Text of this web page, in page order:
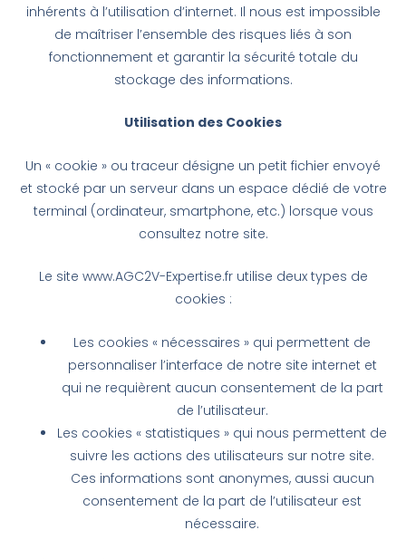
inhérents à l’utilisation d’internet. Il nous est impossible
de maîtriser l’ensemble des risques liés à son
fonctionnement et garantir la sécurité totale du
stockage des informations.
Utilisation des Cookies
Un « cookie » ou traceur désigne un petit fichier envoyé
et stocké par un serveur dans un espace dédié de votre
terminal (ordinateur, smartphone, etc.) lorsque vous
consultez notre site.
Le site www.AGC2V-Expertise.fr utilise deux types de
cookies :
Les cookies « nécessaires » qui permettent de
personnaliser l’interface de notre site internet et
qui ne requièrent aucun consentement de la part
de l’utilisateur.
Les cookies « statistiques » qui nous permettent de
suivre les actions des utilisateurs sur notre site.
Ces informations sont anonymes, aussi aucun
consentement de la part de l’utilisateur est
nécessaire.